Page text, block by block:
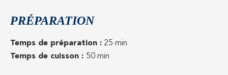
PRÉPARATION
Temps de préparation : 25 min
Temps de cuisson : 50 min